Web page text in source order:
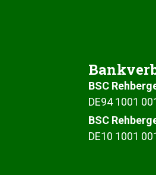
BSC
DE94 1001
BSC
DE10 1001